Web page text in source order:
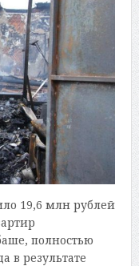
19,6 млн рублей
полностью
в результате